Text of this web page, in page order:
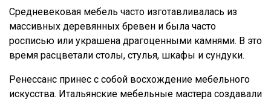
Средневековая мебель часто изготавливалась из
массивных деревянных бревен и была часто
росписью или украшена драгоценными камнями. В это
время расцветали столы, стулья, шкафы и сундуки.
Ренессанс принес с собой восхождение мебельного
искусства. Итальянские мебельные мастера создавали